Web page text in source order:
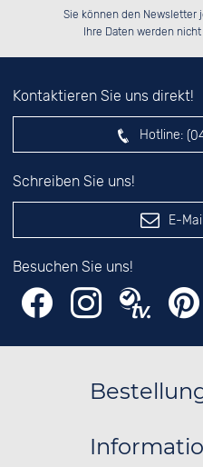
██░░░░░░██░░██░░██░░░░░░░░░░██░░
██████░░██████░░██████░░░░████░░
░░░░██░░░░░░██░░██░░██░░░░░░██░░
Sie können den Newsletter
Ihre Daten werden
Kontaktieren Sie uns direkt!
Hotline:
Schreiben Sie uns!
E-
Besuchen Sie uns!